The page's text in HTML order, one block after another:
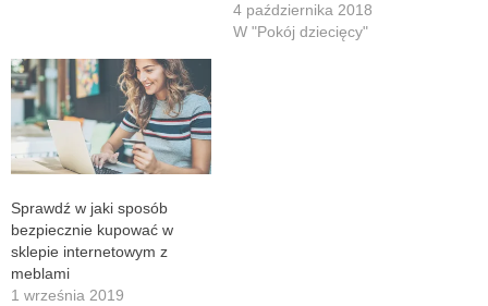
4 października 2018
W "Pokój dziecięcy"
Sprawdź w jaki sposób
bezpiecznie kupować w
sklepie internetowym z
meblami
1 września 2019